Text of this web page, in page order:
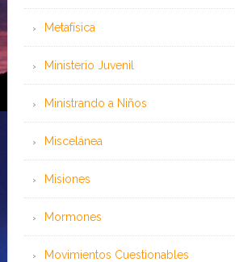
Metafísica
Ministerio Juvenil
Ministrando a Niños
Miscelánea
Misiones
Mormones
Movimientos Cuestionables